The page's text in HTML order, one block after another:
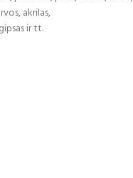
akrilas,
ir tt.